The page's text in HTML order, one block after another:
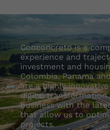
Conconcreto is a
experience and
investment and
Colombia, Panama
are a highly
digital
business with the
that allow us to
projects.